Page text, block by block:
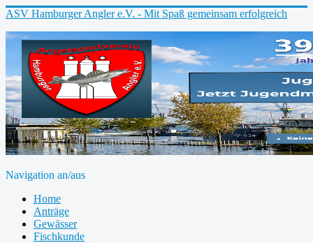
ASV Hamburger Angler e.V. - Mit Spaß gemeinsam erfolgreich
Navigation an/aus
Home
Anträge
Gewässer
Fischkunde